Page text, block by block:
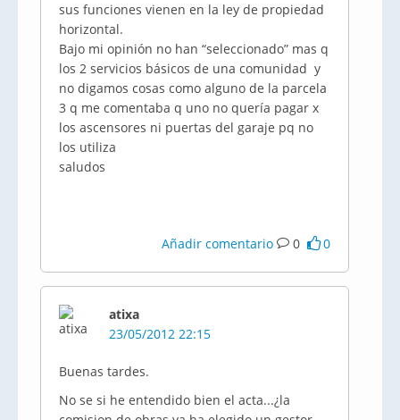
sus funciones vienen en la ley de propiedad
horizontal.
Bajo mi opinión no han “seleccionado” mas q
los 2 servicios básicos de una comunidad y
no digamos cosas como alguno de la parcela
3 q me comentaba q uno no quería pagar x
los ascensores ni puertas del garaje pq no
los utiliza
saludos
Añadir comentario 0 0
atixa
23/05/2012 22:15
Buenas tardes.
No se si he entendido bien el acta...¿la